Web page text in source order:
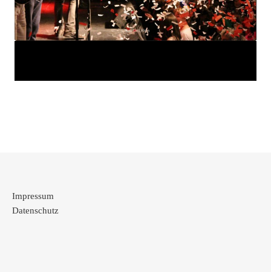
Impressum
Datenschutz